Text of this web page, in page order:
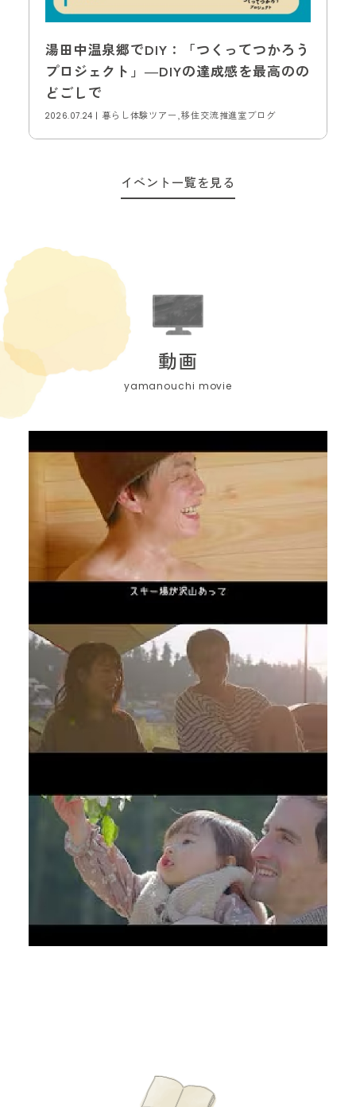
湯田中温泉郷でDIY：「つくってつかろう
プロジェクト」―DIYの達成感を最高のの
どごしで
2026.07.24 | 暮らし体験ツアー,移住交流推進室ブログ
イベント一覧を見る
動画